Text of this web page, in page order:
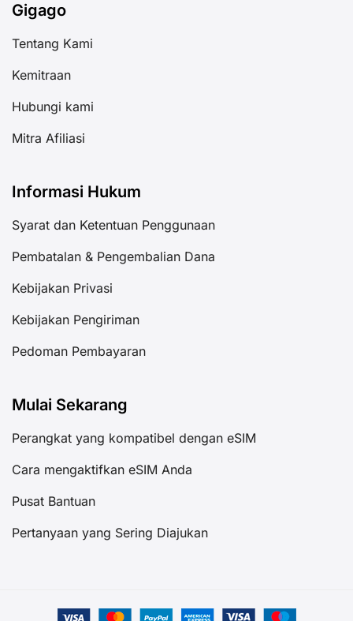
Gigago
Tentang Kami
Kemitraan
Hubungi kami
Mitra Afiliasi
Informasi Hukum
Syarat dan Ketentuan Penggunaan
Pembatalan & Pengembalian Dana
Kebijakan Privasi
Kebijakan Pengiriman
Pedoman Pembayaran
Mulai Sekarang
Perangkat yang kompatibel dengan eSIM
Cara mengaktifkan eSIM Anda
Pusat Bantuan
Pertanyaan yang Sering Diajukan